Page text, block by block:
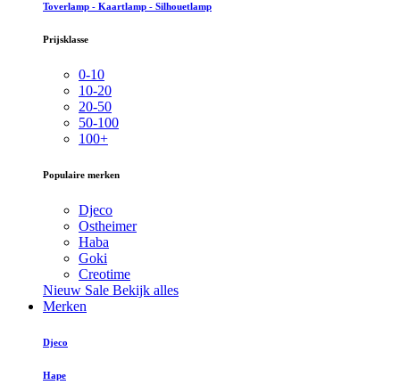
Toverlamp - Kaartlamp - Silhouetlamp
Prijsklasse
0-10
10-20
20-50
50-100
100+
Populaire merken
Djeco
Ostheimer
Haba
Goki
Creotime
Nieuw Sale Bekijk alles
Merken
Djeco
Hape